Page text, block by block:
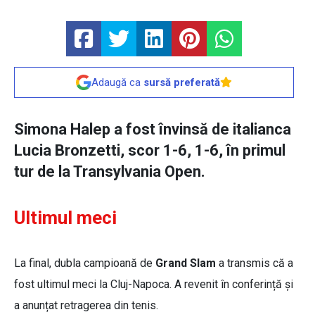
Adaugă ca sursă preferată
Simona Halep a fost învinsă de italianca
Lucia Bronzetti, scor 1-6, 1-6, în primul
tur de la Transylvania Open.
Ultimul meci
La final, dubla campioană de Grand Slam a transmis că a
fost ultimul meci la Cluj-Napoca. A revenit în conferință și
a anunțat retragerea din tenis.